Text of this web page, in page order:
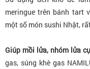
meringue trên bánh tart
một số món sushi Nhật,
Giúp mồi lửa, nhóm lửa
gas, súng khè gas